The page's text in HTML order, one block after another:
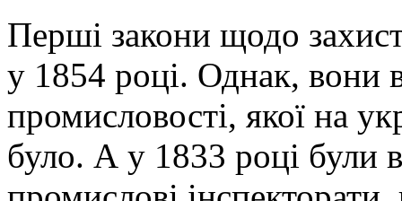
Перші закони щодо
у 1854 році. Однак, вони
промисловості, якої на
було. А у 1833 році були